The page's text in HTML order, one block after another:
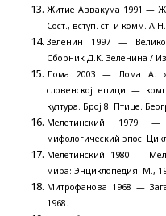
Житие Аввакума 1991 —
Сост., вступ. ст. и комм.
Зеленин 1997 —
Сборник Д.К. Зеленина /
Лома 2003 — Лома А.
словенскоj епици —
култура. Броj 8. Птице.
Мелетинский 1979 —
мифологический эпос:
Мелетинский 1980 —
мира: Энциклопедия. М.,
Митрофанова 1968 —
1968.